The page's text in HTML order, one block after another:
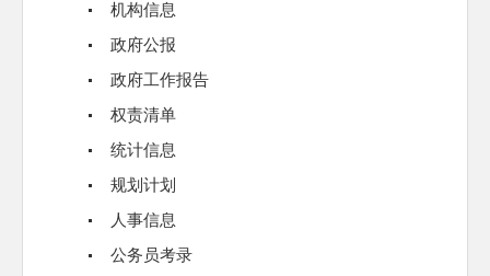
机构信息
政府公报
政府工作报告
权责清单
统计信息
规划计划
人事信息
公务员考录